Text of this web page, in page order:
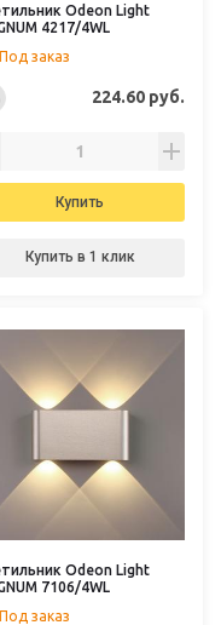
Odeon Light
4217/4WL
Под заказ
224.60 руб.
Купить
Купить в 1 клик
Odeon Light
7106/4WL
Под заказ